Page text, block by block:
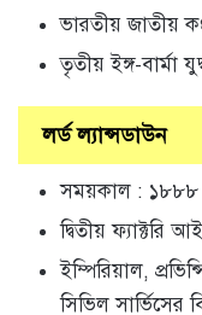
ভারতীয় জাতীয়
তৃতীয় ইঙ্গ-বার্মা
লর্ড ল্যান্সডাউন
সময়কাল : ১৮৮৮ –
দ্বিতীয় ফ্যাক্টরি
ইম্পিরিয়াল,
সিভিল সার্ভিসের